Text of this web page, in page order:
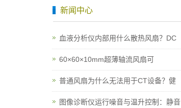
新闻中心
血液分析仪内部用什么散热风扇？DC
60×60×10mm超薄轴流风扇可
普通风扇为什么无法用于CT设备？健
图像诊断仪运行噪音与温升控制：静音